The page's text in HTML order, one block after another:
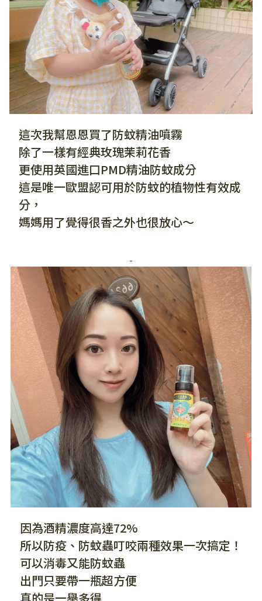
這次我幫恩恩買了防蚊精油噴霧
除了一樣有經典玫瑰茉莉花香
更使用英國進口PMD精油防蚊成分
這是唯一歐盟認可用於防蚊的植物性有效成
分，
媽媽用了覺得很香之外也很放心～
-
因為酒精濃度高達72%
所以防疫、防蚊蟲叮咬兩種效果一次搞定！
可以消毒又能防蚊蟲
出門只要帶一瓶超方便